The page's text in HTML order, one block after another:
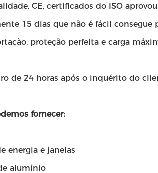
CE, certificados do ISO
15 dias que não é fácil consegue
proteção perfeita e carga
de 24 horas após o inquérito do
fornecer:
energia e janelas
alumínio